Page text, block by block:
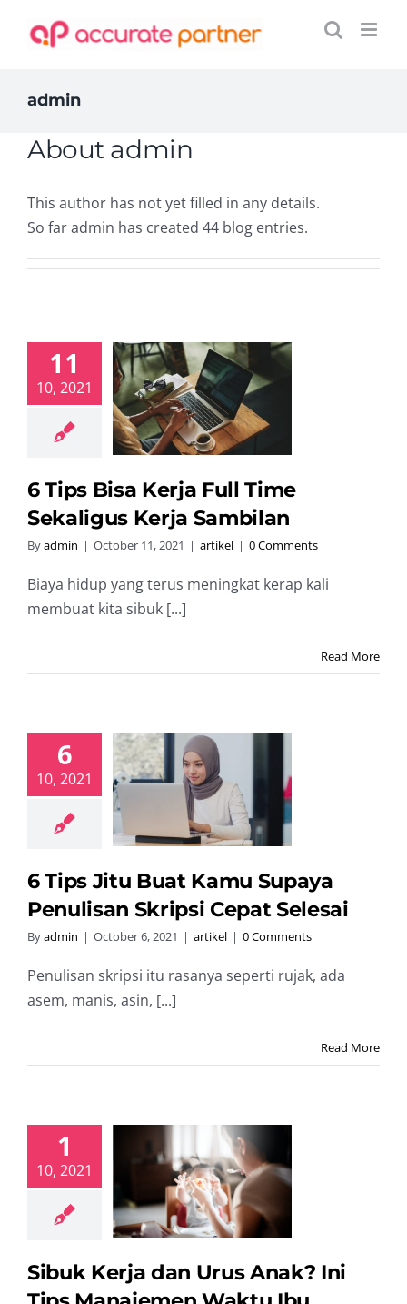
admin
About admin
This author has not yet filled in any details.
So far admin has created 44 blog entries.
11
10, 2021
Bisa Kerja
Time
Kerja
6 Tips Bisa Kerja Full Time
Sekaligus Kerja Sambilan
Byadmin | October 11, 2021 | artikel | 0 Comments
Biaya hidup yang terus meningkat kerap kali
membuat kita sibuk [...]
Read More
6
10, 2021
Jitu Buat
Supaya
Skripsi
Selesai
6 Tips Jitu Buat Kamu Supaya
Penulisan Skripsi Cepat Selesai
Byadmin | October 6, 2021 | artikel | 0 Comments
Penulisan skripsi itu rasanya seperti rujak, ada
asem, manis, asin, [...]
Read More
1
10, 2021
Kerja dan
Anak? Ini
Ibu Rumah
Sibuk Kerja dan Urus Anak? Ini